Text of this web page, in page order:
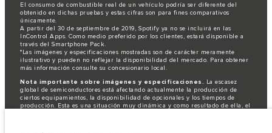
El consumo de combustible real de un vehículo podría ser diferente del
obtenido en dichas pruebas y estas cifras son para fines comparativos
únicamente.
A partir del 30 de septiembre de 2019, Spotify ya no se incluirá en las
InControl Apps. Como medio preferido por los clientes, estará disponible a
través del Smartphone Pack.
*Las imágenes y especificaciones mostradas son de carácter meramente
ilustrativo y pueden no reflejar la disponibilidad del mercado. Para obtener
más información consulte su concesionario local.
Nota importante sobre imágenes y especificaciones. La escasez
global de semiconductores está afectando actualmente la producción de
ciertos equipamientos, la disponibilidad de opcionales y los tiempos de
producción. Esta es una situación muy dinámica y como resultado de ella, el